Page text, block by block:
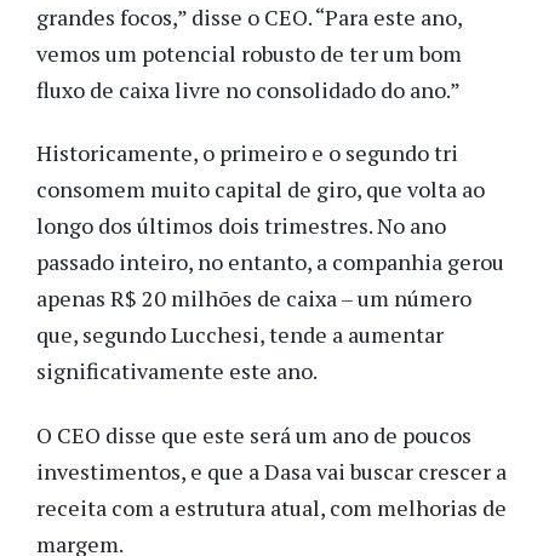
grandes focos,” disse o CEO. “Para este ano,
vemos um potencial robusto de ter um bom
fluxo de caixa livre no consolidado do ano.”
Historicamente, o primeiro e o segundo tri
consomem muito capital de giro, que volta ao
longo dos últimos dois trimestres. No ano
passado inteiro, no entanto, a companhia gerou
apenas R$ 20 milhões de caixa – um número
que, segundo Lucchesi, tende a aumentar
significativamente este ano.
O CEO disse que este será um ano de poucos
investimentos, e que a Dasa vai buscar crescer a
receita com a estrutura atual, com melhorias de
margem.